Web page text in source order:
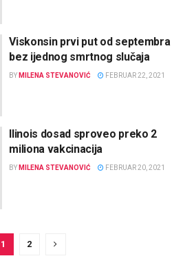
Viskonsin prvi put od septembra
bez ijednog smrtnog slučaja
BY MILENA STEVANOVIĆ FEBRUAR 22, 2021
Ilinois dosad sproveo preko 2
miliona vakcinacija
BY MILENA STEVANOVIĆ FEBRUAR 20, 2021
1 2